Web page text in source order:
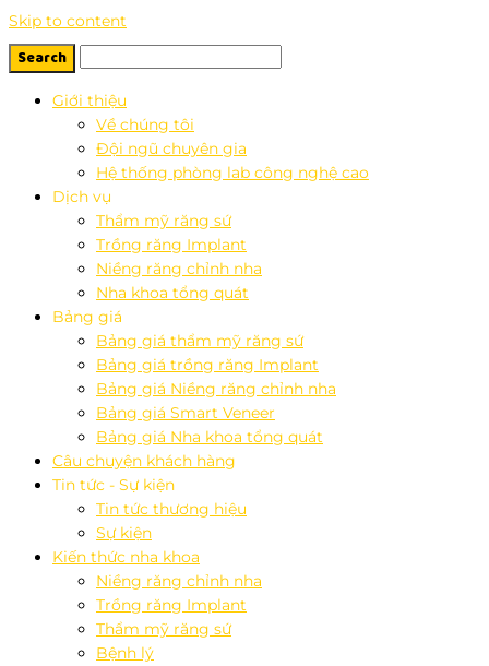
Skip to content
Giới thiệu
Về chúng tôi
Đội ngũ chuyên gia
Hệ thống phòng lab công nghệ cao
Dịch vụ
Thẩm mỹ răng sứ
Trồng răng Implant
Niềng răng chỉnh nha
Nha khoa tổng quát
Bảng giá
Bảng giá thẩm mỹ răng sứ
Bảng giá trồng răng Implant
Bảng giá Niềng răng chỉnh nha
Bảng giá Smart Veneer
Bảng giá Nha khoa tổng quát
Câu chuyện khách hàng
Tin tức - Sự kiện
Tin tức thương hiệu
Sự kiện
Kiến thức nha khoa
Niềng răng chỉnh nha
Trồng răng Implant
Thẩm mỹ răng sứ
Bệnh lý